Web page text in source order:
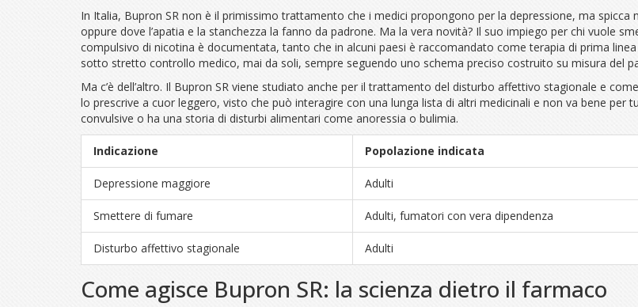
In Italia, Bupron SR non è il primissimo trattamento che i medici propongono per la depressione, ma
oppure dove l’apatia e la stanchezza la fanno da padrone. Ma la vera novità? Il suo impiego per chi vuole
compulsivo di nicotina è documentata, tanto che in alcuni paesi è raccomandato come terapia di prima
sotto stretto controllo medico, mai da soli, sempre seguendo uno schema preciso costruito su misura del
Ma c’è dell’altro. Il Bupron SR viene studiato anche per il trattamento del disturbo affettivo stagionale e
lo prescrive a cuor leggero, visto che può interagire con una lunga lista di altri medicinali e non va bene per
convulsive o ha una storia di disturbi alimentari come anoressia o bulimia.
Indicazione Popolazione indicata
Depressione maggiore Adulti
Smettere di fumare Adulti, fumatori con vera dipendenza
Disturbo affettivo stagionale Adulti
Come agisce Bupron SR: la scienza dietro il farmaco